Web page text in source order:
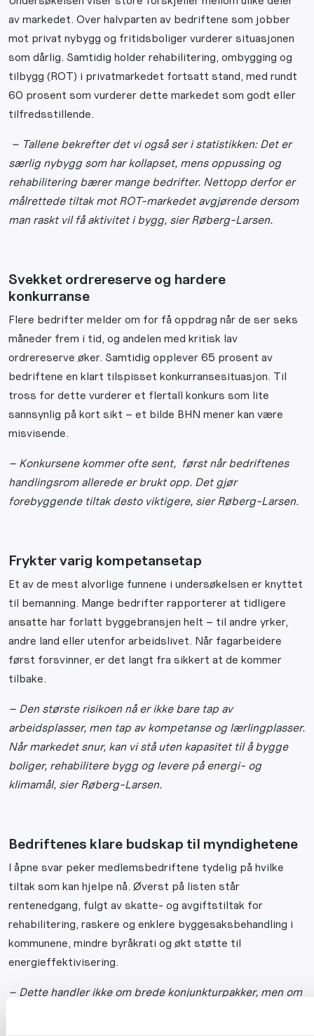
av markedet. Over halvparten av bedriftene som jobber
mot privat nybygg og fritidsboliger vurderer situasjonen
som dårlig. Samtidig holder rehabilitering, ombygging og
tilbygg (ROT) i privatmarkedet fortsatt stand, med rundt
60 prosent som vurderer dette markedet som godt eller
tilfredsstillende.
– Tallene bekrefter det vi også ser i statistikken: Det er
særlig nybygg som har kollapset, mens oppussing og
rehabilitering bærer mange bedrifter. Nettopp derfor er
målrettede tiltak mot ROT-markedet avgjørende dersom
man raskt vil få aktivitet i bygg, sier Røberg-Larsen.
Svekket ordrereserve og hardere
konkurranse
Flere bedrifter melder om for få oppdrag når de ser seks
måneder frem i tid, og andelen med kritisk lav
ordrereserve øker. Samtidig opplever 65 prosent av
bedriftene en klart tilspisset konkurransesituasjon. Til
tross for dette vurderer et flertall konkurs som lite
sannsynlig på kort sikt – et bilde BHN mener kan være
misvisende.
– Konkursene kommer ofte sent, først når bedriftenes
handlingsrom allerede er brukt opp. Det gjør
forebyggende tiltak desto viktigere, sier Røberg-Larsen.
Frykter varig kompetansetap
Et av de mest alvorlige funnene i undersøkelsen er knyttet
til bemanning. Mange bedrifter rapporterer at tidligere
ansatte har forlatt byggebransjen helt – til andre yrker,
andre land eller utenfor arbeidslivet. Når fagarbeidere
først forsvinner, er det langt fra sikkert at de kommer
tilbake.
– Den største risikoen nå er ikke bare tap av
arbeidsplasser, men tap av kompetanse og lærlingplasser.
Når markedet snur, kan vi stå uten kapasitet til å bygge
boliger, rehabilitere bygg og levere på energi- og
klimamål, sier Røberg-Larsen.
Bedriftenes klare budskap til myndighetene
I åpne svar peker medlemsbedriftene tydelig på hvilke
tiltak som kan hjelpe nå. Øverst på listen står
rentenedgang, fulgt av skatte- og avgiftstiltak for
rehabilitering, raskere og enklere byggesaksbehandling i
kommunene, mindre byråkrati og økt støtte til
energieffektivisering.
– Dette handler ikke om brede konjunkturpakker, men om